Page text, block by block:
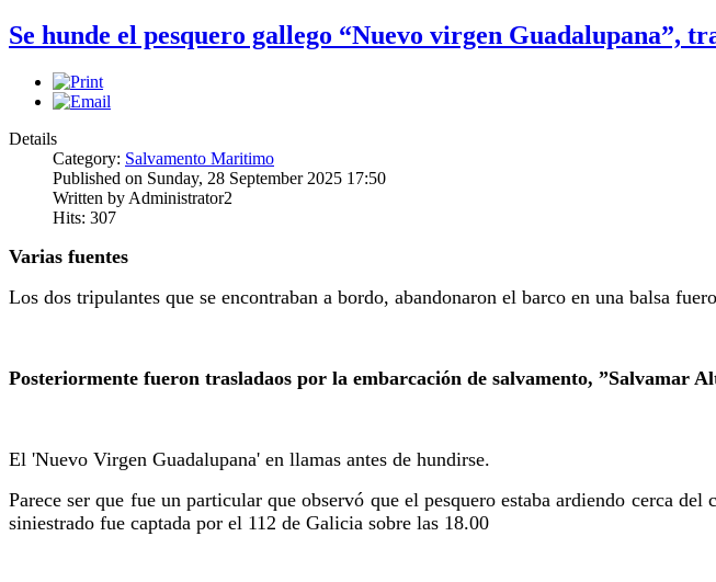
Se hunde el pesquero gallego “Nuevo virgen Guadalupana”,
Details
Category: Salvamento Maritimo
Published on Sunday, 28 September 2025 17:50
Written by Administrator2
Hits: 307
Varias fuentes
Los dos tripulantes que se encontraban a bordo, abandonaron el barco en una balsa
Posteriormente fueron trasladaos por la embarcación de salvamento, ”Salvamar
El 'Nuevo Virgen Guadalupana' en llamas antes de hundirse.
Parece ser que fue un particular que observó que el pesquero estaba ardiendo cerca
siniestrado fue captada por el 112 de Galicia sobre las 18.00